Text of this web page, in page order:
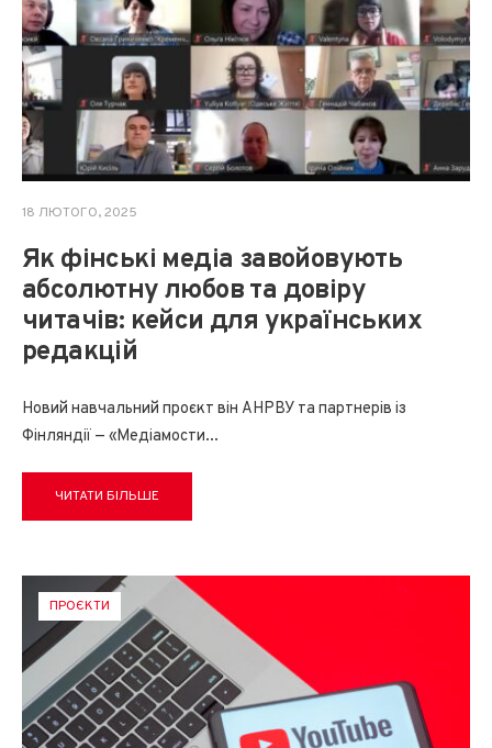
18 ЛЮТОГО, 2025
Як фінські медіа завойовують
абсолютну любов та довіру
читачів: кейси для українських
редакцій
Новий навчальний проєкт він АНРВУ та партнерів із
Фінляндії — «Медіамости...
ЧИТАТИ БІЛЬШЕ
ПРОЄКТИ